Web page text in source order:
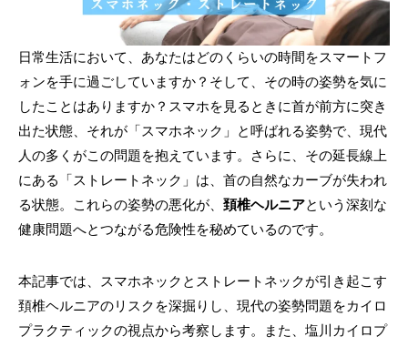
日常生活において、あなたはどのくらいの時間をスマートフ
ォンを手に過ごしていますか？そして、その時の姿勢を気に
したことはありますか？スマホを見るときに首が前方に突き
出た状態、それが「スマホネック」と呼ばれる姿勢で、現代
人の多くがこの問題を抱えています。さらに、その延長線上
にある「ストレートネック」は、首の自然なカーブが失われ
る状態。これらの姿勢の悪化が、 頚椎ヘルニアという深刻な
健康問題へとつながる危険性を秘めているのです。
本記事では、スマホネックとストレートネックが引き起こす
頚椎ヘルニアのリスクを深掘りし、現代の姿勢問題をカイロ
プラクティックの視点から考察します。また、塩川カイロプ